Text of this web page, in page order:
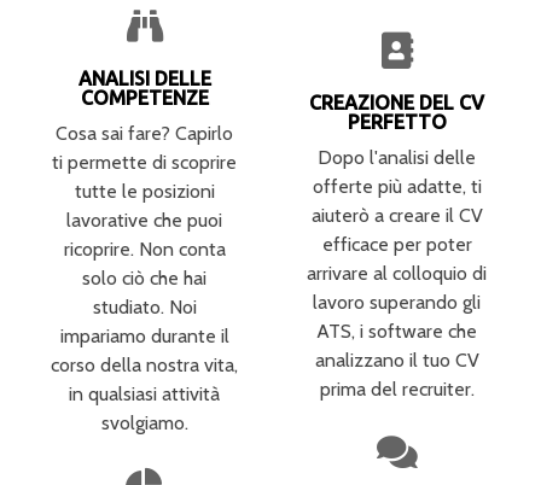
ANALISI DELLE
COMPETENZE
Cosa sai fare? Capirlo
ti permette di scoprire
tutte le posizioni
lavorative che puoi
ricoprire. Non conta
solo ciò che hai
studiato. Noi
impariamo durante il
corso della nostra vita,
in qualsiasi attività
svolgiamo.
CREAZIONE DEL CV
PERFETTO
Dopo l'analisi delle
offerte più adatte, ti
aiuterò a creare il CV
efficace per poter
arrivare al colloquio di
lavoro superando gli
ATS, i software che
analizzano il tuo CV
prima del recruiter.